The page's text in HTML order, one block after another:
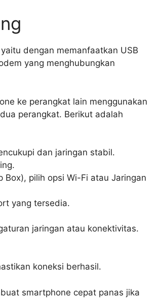
dengan memanfaatkan USB
yang menghubungkan
ke perangkat lain menggunakan
perangkat. Berikut adalah
dan jaringan stabil.
Box), pilih opsi Wi-Fi atau Jaringan
yang tersedia.
jaringan atau konektivitas.
koneksi berhasil.
smartphone cepat panas jika